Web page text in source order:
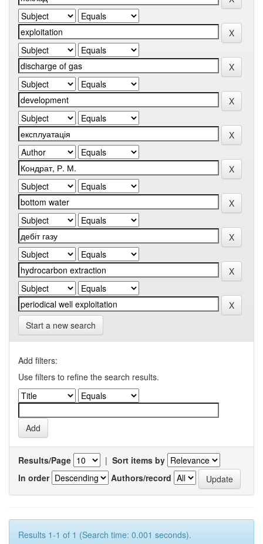
Start a new search
Add filters:
Use filters to refine the search results.
Results/Page | Sort items by
In order
Authors/record
Results 1-1 of 1 (Search time: 0.001 seconds).